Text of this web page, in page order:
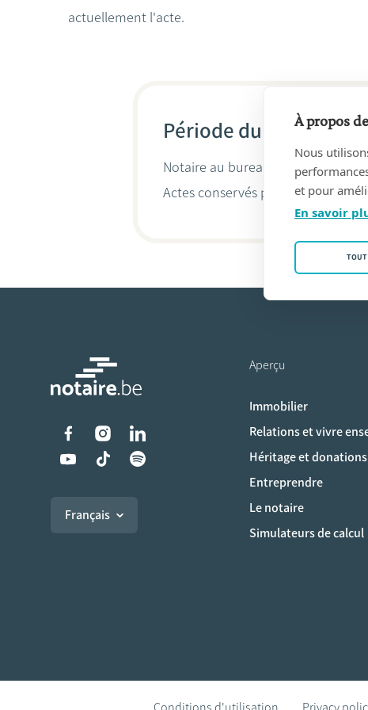
actuellement l'acte.
Période du 19/05/
Notaire au bureau VAN DEN
Actes conservés par
Brigitte
Liens vers les réseaux
Français
Aperçu
Immobilier
Relations et vivre
Héritage et donations
Entreprendre
Le notaire
Simulateurs de calcul
À propos
Nous
et pour
En savoir
TOUT